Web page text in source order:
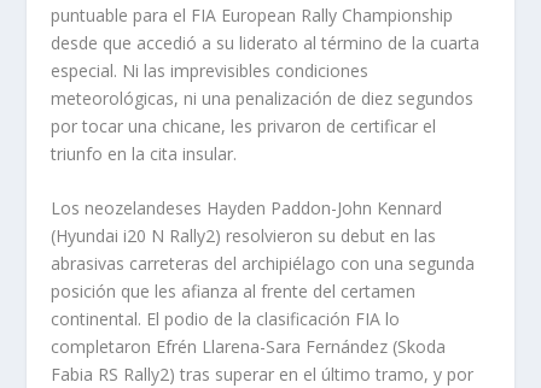
puntuable para el FIA European Rally Championship
desde que accedió a su liderato al término de la cuarta
especial. Ni las imprevisibles condiciones
meteorológicas, ni una penalización de diez segundos
por tocar una chicane, les privaron de certificar el
triunfo en la cita insular.
Los neozelandeses Hayden Paddon-John Kennard
(Hyundai i20 N Rally2) resolvieron su debut en las
abrasivas carreteras del archipiélago con una segunda
posición que les afianza al frente del certamen
continental. El podio de la clasificación FIA lo
completaron Efrén Llarena-Sara Fernández (Skoda
Fabia RS Rally2) tras superar en el último tramo, y por